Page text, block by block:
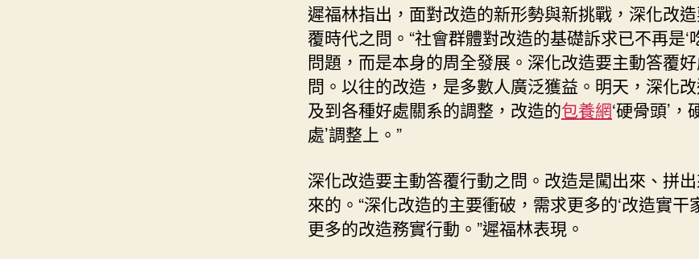
遲福林指出，面對改造的新形勢與新挑戰，深化改
覆時代之問。“社會群體對改造的基礎訴求已不再是‘
問題，而是本身的周全發展。深化改造要主動答覆
問。以往的改造，是多數人廣泛獲益。明天，深化
及到各種好處關系的調整，改造的包養網‘硬骨頭’，
處’調整上。”
深化改造要主動答覆行動之問。改造是闖出來、拼
來的。“深化改造的主要衝破，需求更多的‘改造實干
更多的改造務實行動。”遲福林表現。